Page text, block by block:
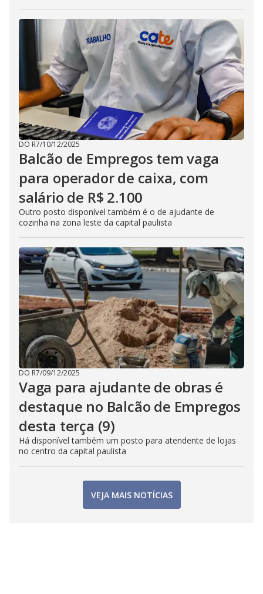
DO R7/10/12/2025
Balcão de Empregos tem vaga
para operador de caixa, com
salário de R$ 2.100
Outro posto disponível também é o de ajudante de
cozinha na zona leste da capital paulista
DO R7/09/12/2025
Vaga para ajudante de obras é
destaque no Balcão de Empregos
desta terça (9)
Há disponível também um posto para atendente de lojas
no centro da capital paulista
VEJA MAIS NOTÍCIAS